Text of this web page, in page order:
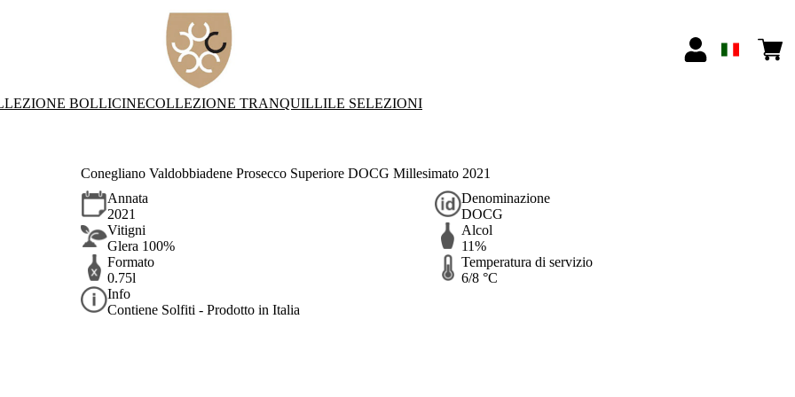
BOLLICINECOLLEZIONE TRANQUILLILE SELEZIONI
Conegliano Valdobbiadene Prosecco Superiore DOCG Millesimato 2021
Annata
2021
Denominazione
DOCG
Vitigni
Glera 100%
Alcol
11%
Formato
0.75l
Temperatura di servizio
6/8 °C
Info
Contiene Solfiti - Prodotto in Italia